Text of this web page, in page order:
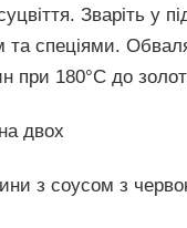
Зваріть у
спеціями.
при 180°C до
двох
з соусом з